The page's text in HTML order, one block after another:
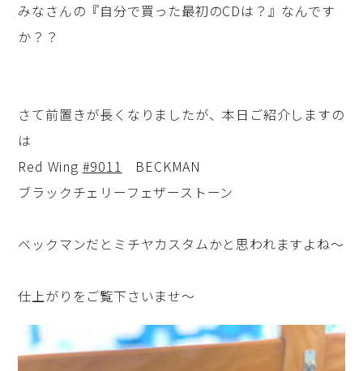
みなさんの『自分で買った最初のCDは？』なんです
か？？
さて前置きが長くなりましたが、本日ご紹介しますの
は
Red Wing #9011 BECKMAN
ブラックチェリーフェザーストーン
ベックマンだとミチヤカスタムかと思われますよね～
仕上がりをご覧下さいませ～